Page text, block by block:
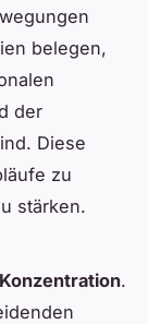
belegen,
der
Diese
zu
stärken.
Konzentration.